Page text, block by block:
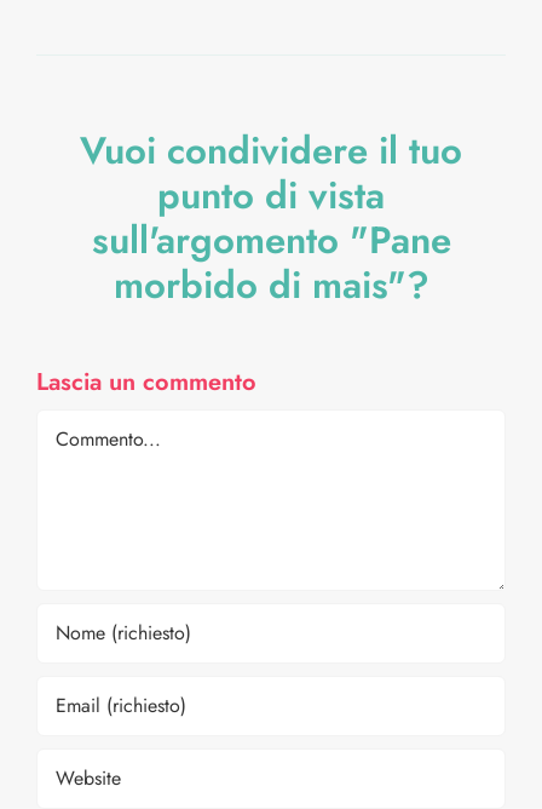
Vuoi condividere il tuo
punto di vista
sull'argomento "Pane
morbido di mais"?
Lascia un commento
Comment